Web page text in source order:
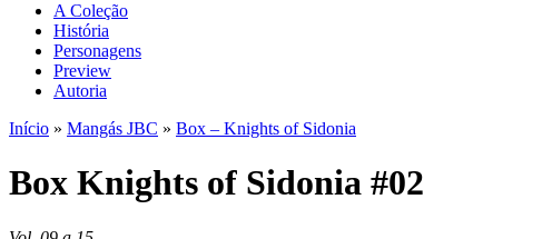
A Coleção
História
Personagens
Preview
Autoria
Início » Mangás JBC » Box – Knights of Sidonia
Box Knights of Sidonia #02